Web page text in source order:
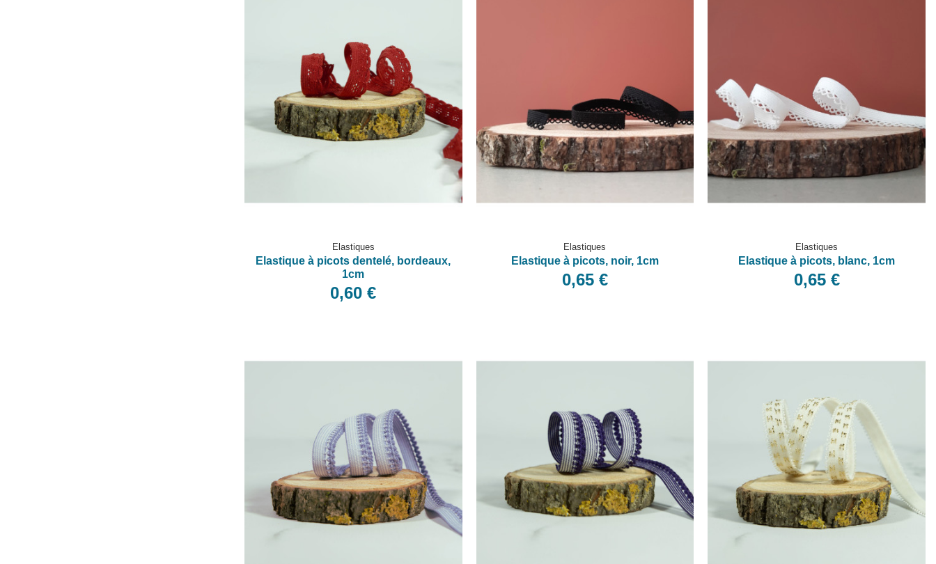
Elastiques
Elastique à picots dentelé, bordeaux,
1cm
0,60 €
Elastiques
Elastique à picots, noir, 1cm
0,65 €
Elastiques
Elastique à picots, blanc, 1cm
0,65 €